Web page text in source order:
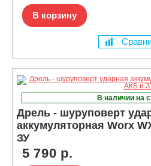
В корзину
В наличии на
Дрель - шуруповерт
аккумуляторная Worx
ЗУ
5 790 р.